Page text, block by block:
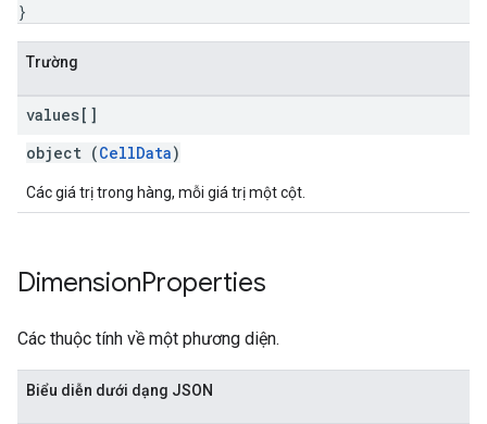
}
Trường
values[]
object (CellData)
Các giá trị trong hàng, mỗi giá trị một cột.
DimensionProperties
Các thuộc tính về một phương diện.
Biểu diễn dưới dạng JSON